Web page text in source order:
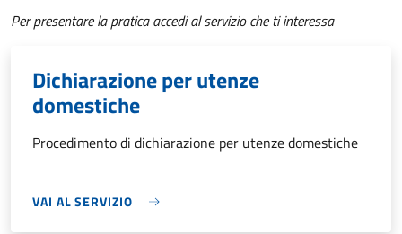
Per presentare la pratica accedi al servizio che ti interessa
Dichiarazione per utenze
domestiche
Procedimento di dichiarazione per utenze domestiche
VAI AL SERVIZIO